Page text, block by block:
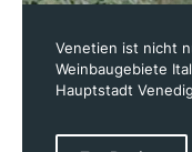
Venetien ist nicht
Weinbaugebiete
Hauptstadt
erstreckt sich vom